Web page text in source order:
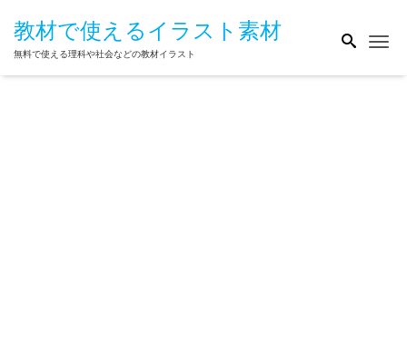
教材で使えるイラスト素材
無料で使える理科や社会などの教材イラスト